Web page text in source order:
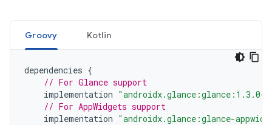
Groovy Kotlin
dependencies {
// For Glance support
implementation "androidx.glance:glance:1.3.0-
// For AppWidgets support
implementation "androidx.glance:glance-